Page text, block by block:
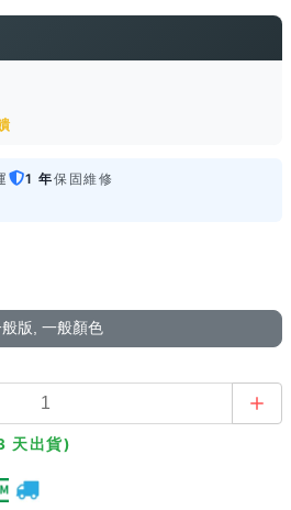
1 年保固維修
版, 一般顏色
天出貨)